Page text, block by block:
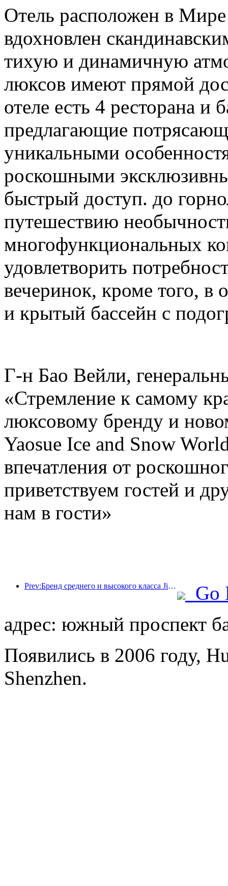
Отель расположен в
вдохновлен
тихую и динамичную
люксов имеют прямой
отеле есть 4 ресторана и
предлагающие
уникальными
роскошными
быстрый доступ. до
путешествию
многофункциональных
удовлетворить
вечеринок, кроме того, в
и крытый бассейн с
Г-н Бао Вейли,
«Стремление к самому
люксовому бренду и
Yaosue Ice and Snow
впечатления от
приветствуем гостей и
нам в гости»
Prev:Бренд среднего и высокого класса Jingsheng Hotel официально отправляется в плавание, открывая новую модель интеграции киберспорта, культуры и туризма.
Go
адрес: южный проспект
Появились в 2006 году,
Shenzhen.